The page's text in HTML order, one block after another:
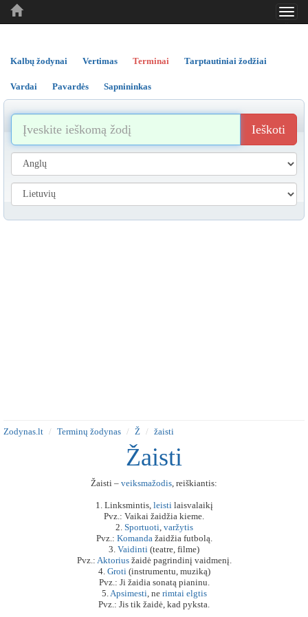
..
..
Kalbų žodynai Vertimas Terminai Tarptautiniai žodžiai
Vardai Pavardės Sapnininkas
Ieškoti
Zodynas.lt Terminų žodynas Ž žaisti
Žaisti
Žaisti – veiksmažodis, reiškiantis:
1. Linksmintis, leistilaisvalaikį
Pvz.: Vaikai žaidžia kieme.
2. Sportuoti, varžytis
Pvz.: Komandažaidžia futbolą.
3. Vaidinti (teatre, filme)
Pvz.: Aktoriusžaidė pagrindinį vaidmenį.
4. Groti(instrumentu, muziką)
Pvz.: Ji žaidia sonatą pianinu.
5.Apsimesti, ne rimtai elgtis
Pvz.: Jis tik žaidė, kad pyksta.